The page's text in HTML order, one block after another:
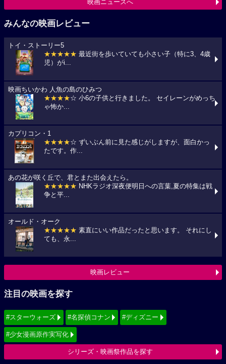
映画ニュースへ
みんなの映画レビュー
トイ・ストーリー5
★★★★★ 最近街を歩いていても小さい子（特に3、4歳
児）がi...
映画ちいかわ 人魚の島のひみつ
★★★★☆ 小6の子供と行きました。 セイレーンがめっち
ゃ怖か...
カプリコン・1
★★★★☆ ずいぶん前に見た感じがしますが、面白かっ
たです。作...
あの花が咲く丘で、君とまた出会えたら。
★★★★★ NHKラジオ深夜便明日への言葉,夏の特集は戦
争と平...
オールド・オーク
★★★★★ 素直にいい作品だったと思います。 それにし
ても、永...
映画レビュー
注目の映画を探す
#スターウォーズ #名探偵コナン #ディズニー
#少女漫画原作実写化
シリーズ・映画祭作品を探す